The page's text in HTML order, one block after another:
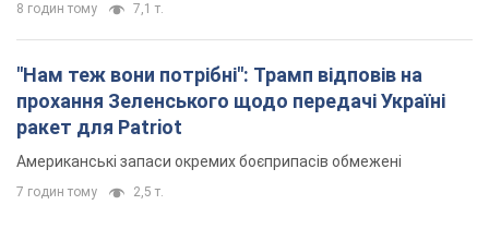
8 годин тому 7,1 т.
"Нам теж вони потрібні": Трамп відповів на
прохання Зеленського щодо передачі Україні
ракет для Patriot
Американські запаси окремих боєприпасів обмежені
7 годин тому 2,5 т.